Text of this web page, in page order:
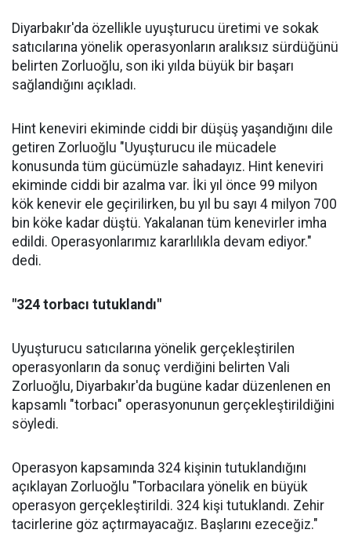
Diyarbakır'da özellikle uyuşturucu üretimi ve sokak
satıcılarına yönelik operasyonların aralıksız sürdüğünü
belirten Zorluoğlu, son iki yılda büyük bir başarı
sağlandığını açıkladı.
Hint keneviri ekiminde ciddi bir düşüş yaşandığını dile
getiren Zorluoğlu "Uyuşturucu ile mücadele
konusunda tüm gücümüzle sahadayız. Hint keneviri
ekiminde ciddi bir azalma var. İki yıl önce 99 milyon
kök kenevir ele geçirilirken, bu yıl bu sayı 4 milyon 700
bin köke kadar düştü. Yakalanan tüm kenevirler imha
edildi. Operasyonlarımız kararlılıkla devam ediyor."
dedi.
"324 torbacı tutuklandı"
Uyuşturucu satıcılarına yönelik gerçekleştirilen
operasyonların da sonuç verdiğini belirten Vali
Zorluoğlu, Diyarbakır'da bugüne kadar düzenlenen en
kapsamlı "torbacı" operasyonunun gerçekleştirildiğini
söyledi.
Operasyon kapsamında 324 kişinin tutuklandığını
açıklayan Zorluoğlu "Torbacılara yönelik en büyük
operasyon gerçekleştirildi. 324 kişi tutuklandı. Zehir
tacirlerine göz açtırmayacağız. Başlarını ezeceğiz."